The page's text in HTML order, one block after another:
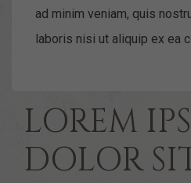
ad minim veniam, quis
laboris nisi ut aliquip ex ea
LOREM
DOLOR